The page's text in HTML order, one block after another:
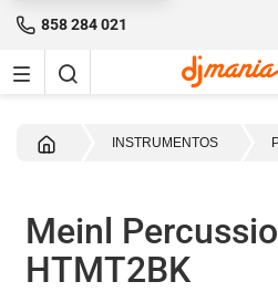
858 284 021
INSTRUMENTOS
Meinl
HTMT2BK